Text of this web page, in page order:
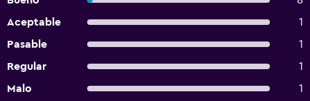
Aceptable
1
Pasable
1
Regular
1
Malo
1